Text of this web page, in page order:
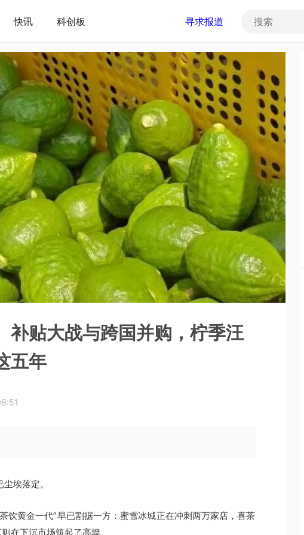
快讯 科创板 寻求报道
补贴大战与跨国并购，柠季汪
五年
埃落定。
饮黄金一代”早已割据一方：蜜雪冰城正在冲刺两万家店，喜茶
在下沉市场筑起了高墙。